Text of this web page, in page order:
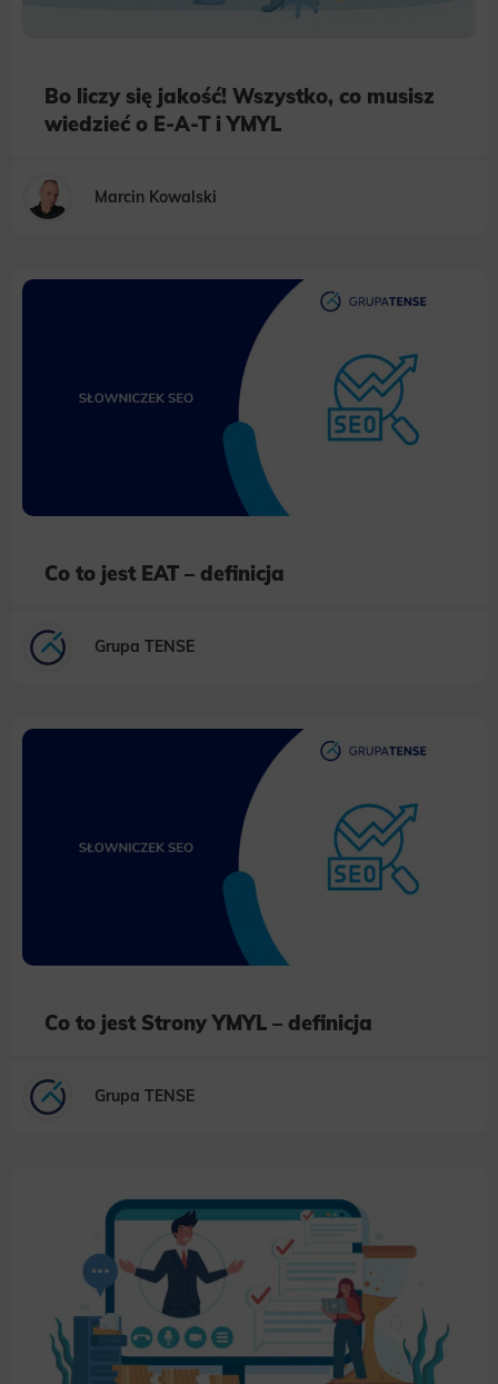
Bo liczy się jakość! Wszystko, co musisz
wiedzieć o E-A-T i YMYL
Marcin Kowalski
Co to jest EAT – definicja
Grupa TENSE
Co to jest Strony YMYL – definicja
Grupa TENSE